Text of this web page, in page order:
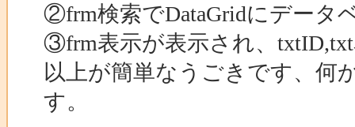
②frm検索でDataGridにデータ
③frm表示が表示され、
以上が簡単なうごきです、何
す。